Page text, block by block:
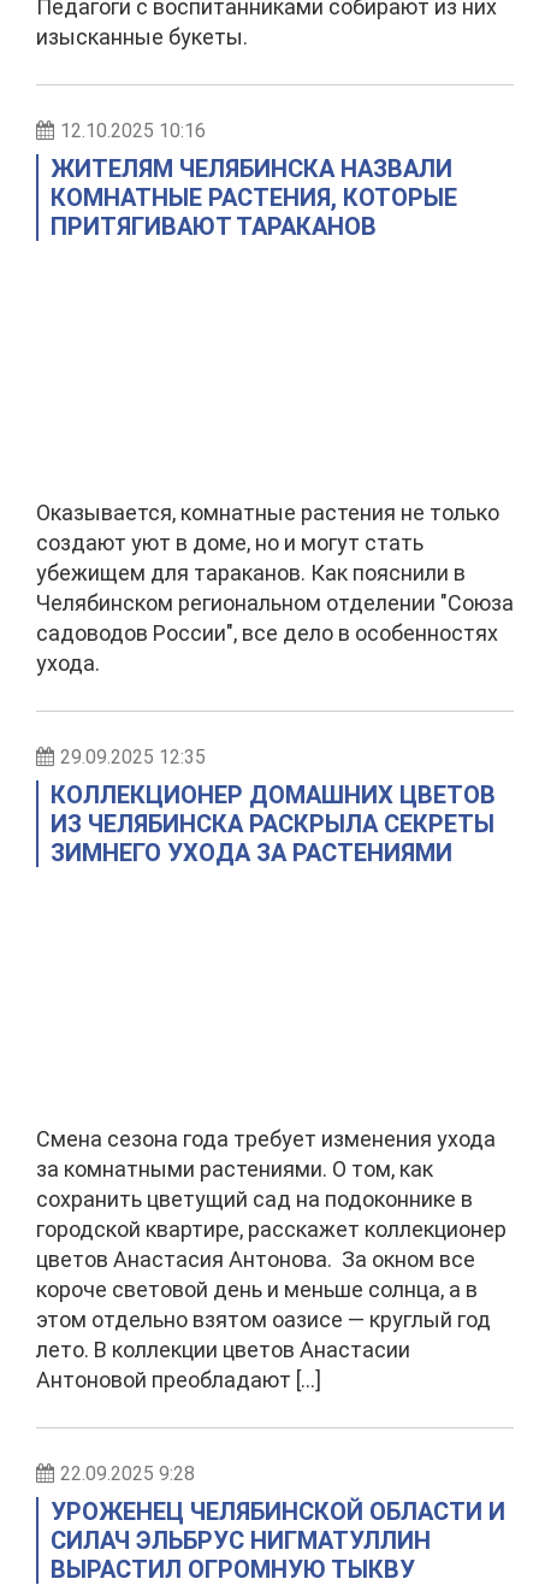
Педагоги с воспитанниками собирают из них
изысканные букеты.
12.10.2025 10:16
ЖИТЕЛЯМ ЧЕЛЯБИНСКА НАЗВАЛИ
КОМНАТНЫЕ РАСТЕНИЯ, КОТОРЫЕ
ПРИТЯГИВАЮТ ТАРАКАНОВ
Оказывается, комнатные растения не только
создают уют в доме, но и могут стать
убежищем для тараканов. Как пояснили в
Челябинском региональном отделении "Союза
садоводов России", все дело в особенностях
ухода.
29.09.2025 12:35
КОЛЛЕКЦИОНЕР ДОМАШНИХ ЦВЕТОВ
ИЗ ЧЕЛЯБИНСКА РАСКРЫЛА СЕКРЕТЫ
ЗИМНЕГО УХОДА ЗА РАСТЕНИЯМИ
Смена сезона года требует изменения ухода
за комнатными растениями. О том, как
сохранить цветущий сад на подоконнике в
городской квартире, расскажет коллекционер
цветов Анастасия Антонова. За окном все
короче световой день и меньше солнца, а в
этом отдельно взятом оазисе — круглый год
лето. В коллекции цветов Анастасии
Антоновой преобладают […]
22.09.2025 9:28
УРОЖЕНЕЦ ЧЕЛЯБИНСКОЙ ОБЛАСТИ И
СИЛАЧ ЭЛЬБРУС НИГМАТУЛЛИН
ВЫРАСТИЛ ОГРОМНУЮ ТЫКВУ